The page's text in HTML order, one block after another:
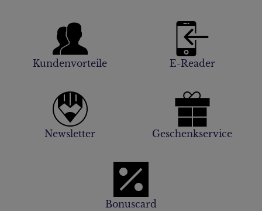
Kundenvorteile E-Reader
Newsletter Geschenkservice
Bonuscard